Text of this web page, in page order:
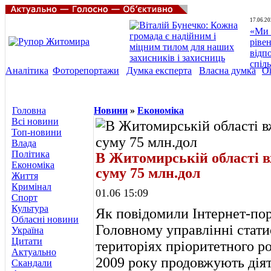
«Ми
Аналітика Фоторепортажи Думка експерта Власна думка
Головна
Всі новини
Топ-новини
Влада
Політика
Економіка
Життя
Кримінал
Спорт
Культура
Обласні новини
Україна
Цитати
Актуально
Скандали
Новини » Економіка
В Житомирській області
суму 75 млн.дол
01.06 15:09
Як повідомили Інтернет-
Головному управлінні
територіях пріоритетного
2009 року продовжують